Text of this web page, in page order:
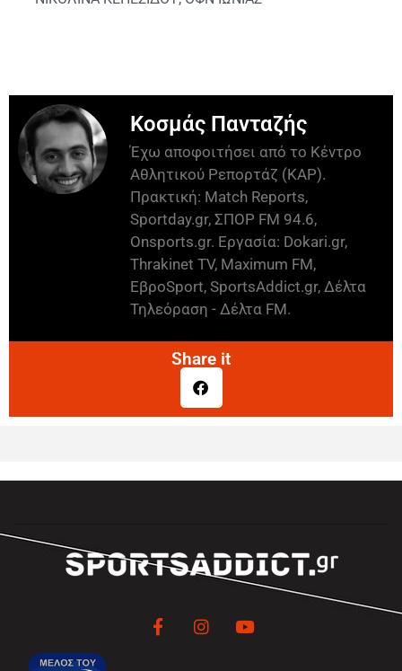
Κοσμάς Πανταζής
Έχω αποφοιτήσει από το Κέντρο
Αθλητικού Ρεπορτάζ (ΚΑΡ).
Πρακτική: Match Reports,
Sportday.gr, ΣΠΟΡ FM 94.6,
Onsports.gr. Εργασία: Dokari.gr,
Thrakinet TV, Maximum FM,
ΕβροSport, SportsAddict.gr, Δέλτα
Τηλεόραση - Δέλτα FM.
Share it